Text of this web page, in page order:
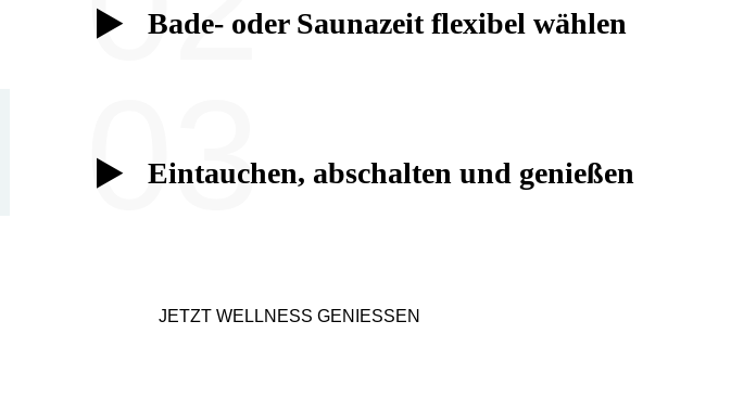
Bade- oder Saunazeit flexibel wählen
03
Eintauchen, abschalten und genießen
JETZT WELLNESS GENIESSEN